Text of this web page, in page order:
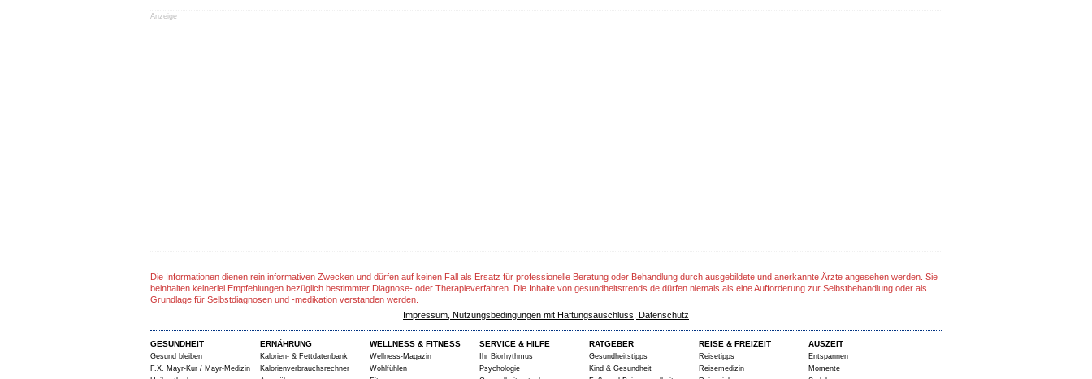
Anzeige
Die Informationen dienen rein informativen Zwecken und dürfen auf keinen Fall als Ersatz für professionelle Beratung oder Behandlung durch ausgebildete und anerkannte Ärzte angesehen werden. Sie
beinhalten keinerlei Empfehlungen bezüglich bestimmter Diagnose- oder Therapieverfahren. Die Inhalte von gesundheitstrends.de dürfen niemals als eine Aufforderung zur Selbstbehandlung oder als
Grundlage für Selbstdiagnosen und -medikation verstanden werden.
Impressum, Nutzungsbedingungen mit Haftungsauschluss, Datenschutz
GESUNDHEIT
Gesund bleiben
F.X. Mayr-Kur / Mayr-Medizin
ERNÄHRUNG
Kalorien- & Fettdatenbank
Kalorienverbrauchsrechner
WELLNESS & FITNESS
Wellness-Magazin
Wohlfühlen
SERVICE & HILFE
Ihr Biorhythmus
Psychologie
RATGEBER
Gesundheitstipps
Kind & Gesundheit
REISE & FREIZEIT
Reisetipps
Reisemedizin
AUSZEIT
Entspannen
Momente